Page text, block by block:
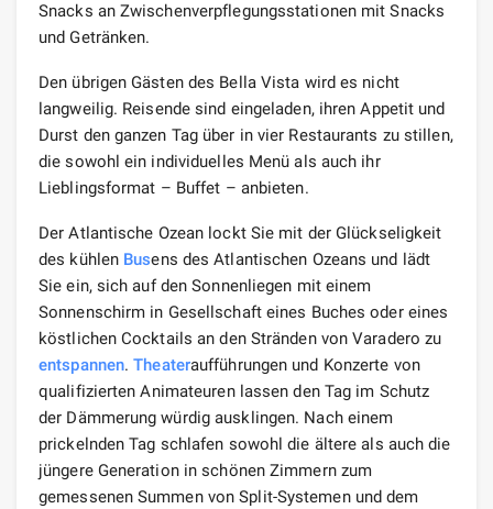
Snacks an Zwischenverpflegungsstationen mit Snacks
und Getränken.
Den übrigen Gästen des Bella Vista wird es nicht
langweilig. Reisende sind eingeladen, ihren Appetit und
Durst den ganzen Tag über in vier Restaurants zu stillen,
die sowohl ein individuelles Menü als auch ihr
Lieblingsformat – Buffet – anbieten.
Der Atlantische Ozean lockt Sie mit der Glückseligkeit
des kühlen Busens des Atlantischen Ozeans und lädt
Sie ein, sich auf den Sonnenliegen mit einem
Sonnenschirm in Gesellschaft eines Buches oder eines
köstlichen Cocktails an den Stränden von Varadero zu
entspannen.Theateraufführungen und Konzerte von
qualifizierten Animateuren lassen den Tag im Schutz
der Dämmerung würdig ausklingen. Nach einem
prickelnden Tag schlafen sowohl die ältere als auch die
jüngere Generation in schönen Zimmern zum
gemessenen Summen von Split-Systemen und dem